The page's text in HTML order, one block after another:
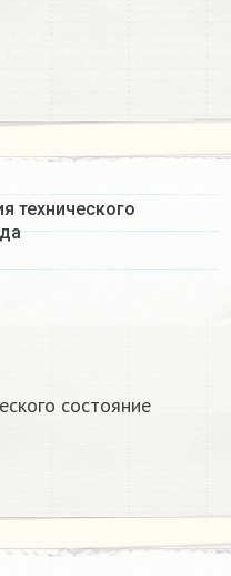
технического
состояние